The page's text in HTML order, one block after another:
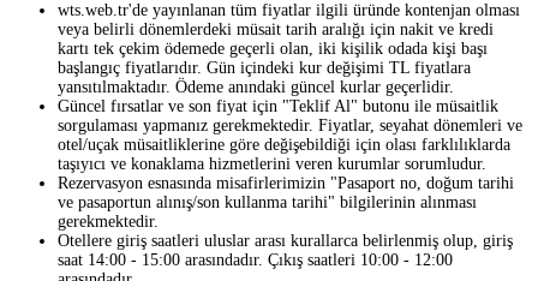
wts.web.tr'de yayınlanan tüm fiyatlar ilgili üründe kontenjan olması
veya belirli dönemlerdeki müsait tarih aralığı için nakit ve kredi
kartı tek çekim ödemede geçerli olan, iki kişilik odada kişi başı
başlangıç fiyatlarıdır. Gün içindeki kur değişimi TL fiyatlara
yansıtılmaktadır. Ödeme anındaki güncel kurlar geçerlidir.
Güncel fırsatlar ve son fiyat için "Teklif Al" butonu ile müsaitlik
sorgulaması yapmanız gerekmektedir. Fiyatlar, seyahat dönemleri ve
otel/uçak müsaitliklerine göre değişebildiği için olası farklılıklarda
taşıyıcı ve konaklama hizmetlerini veren kurumlar sorumludur.
Rezervasyon esnasında misafirlerimizin "Pasaport no, doğum tarihi
ve pasaportun alınış/son kullanma tarihi" bilgilerinin alınması
gerekmektedir.
Otellere giriş saatleri uluslar arası kurallarca belirlenmiş olup, giriş
saat 14:00 - 15:00 arasındadır. Çıkış saatleri 10:00 - 12:00